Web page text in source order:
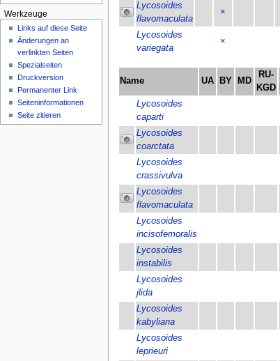
Lycosoides
flavomaculata
×
Lycosoides
variegata
×
Name UA BY MD
RU-
KGD
Lycosoides
caparti
Lycosoides
coarctata
Lycosoides
crassivulva
Lycosoides
flavomaculata
Lycosoides
incisofemoralis
Lycosoides
instabilis
Lycosoides
jlida
Lycosoides
kabyliana
Lycosoides
leprieuri
Werkzeuge
Links auf diese Seite
Änderungen an
verlinkten Seiten
Spezialseiten
Druckversion
Permanenter Link
Seiten­­informationen
Seite zitieren